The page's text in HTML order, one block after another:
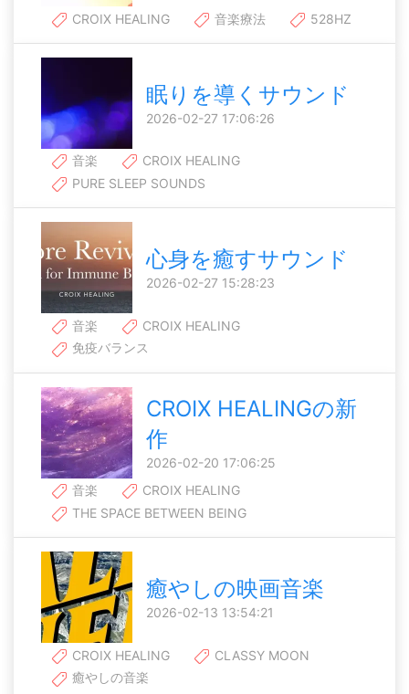
CROIX HEALING
音楽療法 528HZ
眠りを導くサウンド
2026-02-27 17:06:26
音楽
CROIX HEALING
PURE SLEEP SOUNDS
心身を癒すサウンド
2026-02-27 15:28:23
音楽
CROIX HEALING
免疫バランス
CROIX HEALINGの新
作
2026-02-20 17:06:25
音楽
CROIX HEALING
THE SPACE BETWEEN BEING
癒やしの映画音楽
2026-02-13 13:54:21
CROIX HEALING
CLASSY MOON
癒やしの音楽